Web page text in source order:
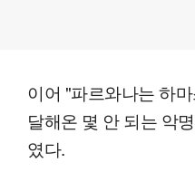
이어 "파르와나는 하
달해온 몇 안 되는 악
였다.